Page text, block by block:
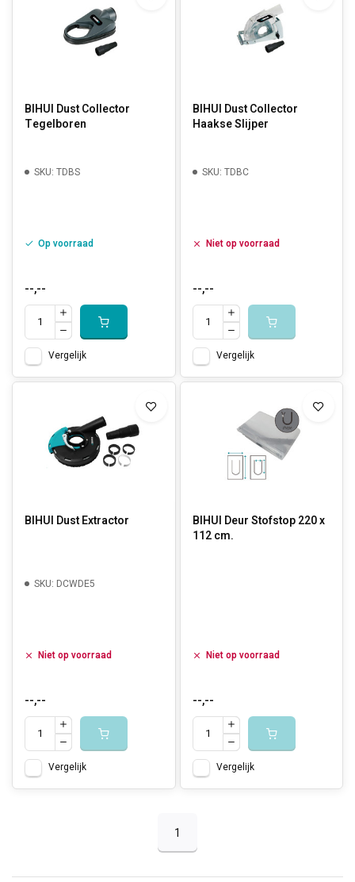
BIHUI Dust Collector
Tegelboren
SKU: TDBS
Op voorraad
--,--
Vergelijk
BIHUI Dust Collector
Haakse Slijper
SKU: TDBC
Niet op voorraad
--,--
Vergelijk
BIHUI Dust Extractor
SKU: DCWDE5
Niet op voorraad
--,--
Vergelijk
BIHUI Deur Stofstop 220 x
112 cm.
Niet op voorraad
--,--
Vergelijk
1